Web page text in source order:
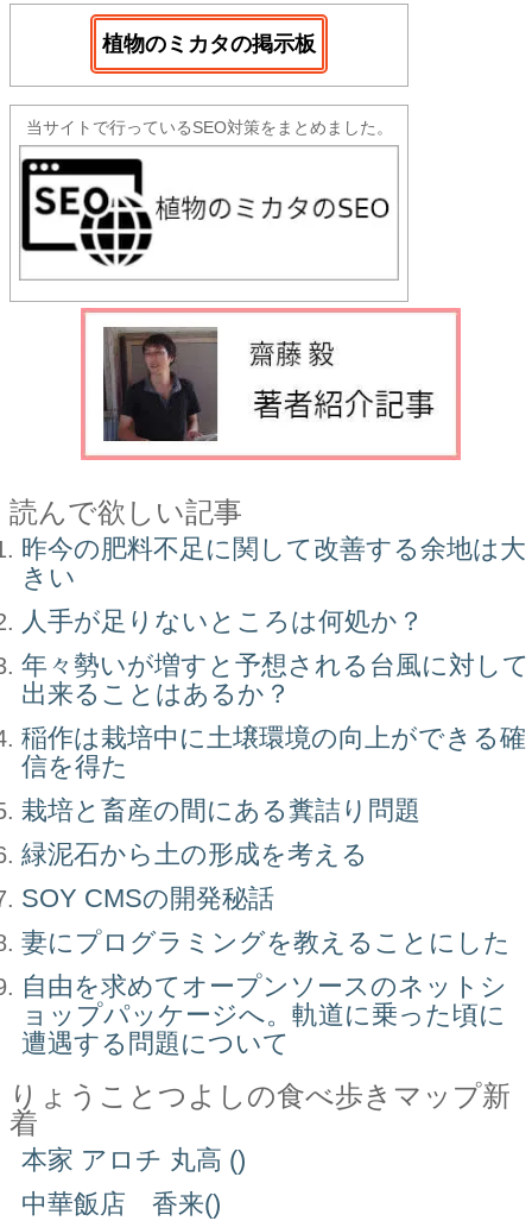
植物のミカタの掲示板
当サイトで行っているSEO対策をまとめました。
読んで欲しい記事
昨今の肥料不足に関して改善する余地は大
きい
人手が足りないところは何処か？
年々勢いが増すと予想される台風に対して
出来ることはあるか？
稲作は栽培中に土壌環境の向上ができる確
信を得た
栽培と畜産の間にある糞詰り問題
緑泥石から土の形成を考える
SOY CMSの開発秘話
妻にプログラミングを教えることにした
自由を求めてオープンソースのネットシ
ョップパッケージへ。軌道に乗った頃に
遭遇する問題について
りょうことつよしの食べ歩きマップ新
着
本家 アロチ 丸高 ()
中華飯店 香来()